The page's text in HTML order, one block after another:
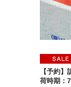
【予約
荷時期：